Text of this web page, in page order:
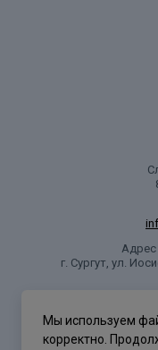
Адрес
г. Сургут, ул.
Мы используем
корректно.